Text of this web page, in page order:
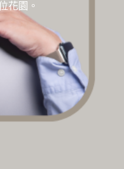
位花園。
式AI教學 |
點擊這裡